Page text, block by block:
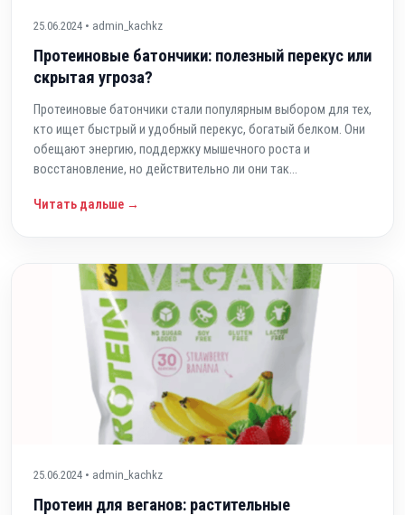
25.06.2024 • admin_kachkz
Протеиновые батончики: полезный перекус или
скрытая угроза?
Протеиновые батончики стали популярным выбором для тех,
кто ищет быстрый и удобный перекус, богатый белком. Они
обещают энергию, поддержку мышечного роста и
восстановление, но действительно ли они так...
Читать дальше →
25.06.2024 • admin_kachkz
Протеин для веганов: растительные